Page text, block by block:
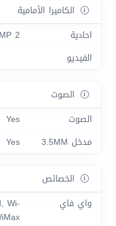
الكاميرا الأمامية
احادية
2 MP
الفيديو
الصوت
الصوت
Yes
مدخل 3.5MM
Yes
الخصائص
واي فاي
Wi-